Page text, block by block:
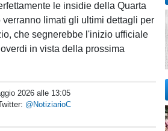
le insidie della Quarta
limati gli ultimi dettagli per
che segnerebbe l'inizio ufficiale
in vista della prossima
2026 alle 13:05
@NotiziarioC